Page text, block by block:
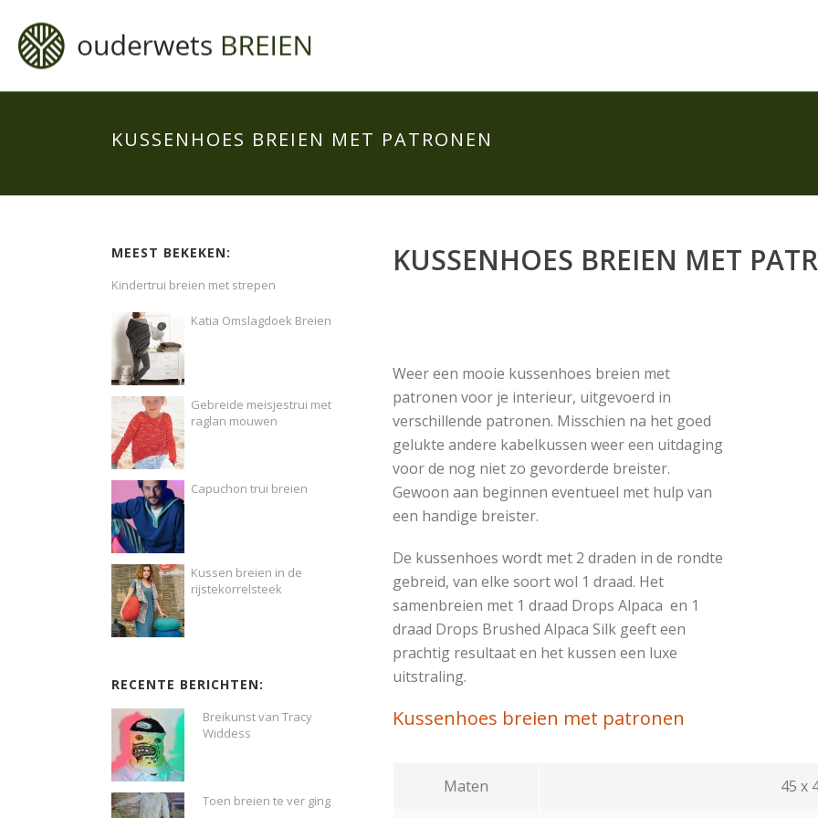
KUSSENHOES BREIEN MET PATRONEN
KUSSENHOES BREIEN MET
Weer een mooie kussenhoes breien met
patronen voor je interieur, uitgevoerd in
verschillende patronen. Misschien na het goed
gelukte andere kabelkussen weer een uitdaging
voor de nog niet zo gevorderde breister.
Gewoon aan beginnen eventueel met hulp van
een handige breister.
De kussenhoes wordt met 2 draden in de rondte
gebreid, van elke soort wol 1 draad. Het
samenbreien met 1 draad Drops Alpaca en 1
draad Drops Brushed Alpaca Silk geeft een
prachtig resultaat en het kussen een luxe
uitstraling.
Kussenhoes breien met patronen
Maten 45 x
MEEST BEKEKEN:
Kindertrui breien met strepen
Katia Omslagdoek Breien
Gebreide meisjestrui met
raglan mouwen
Capuchon trui breien
Kussen breien in de
rijstekorrelsteek
RECENTE BERICHTEN:
Breikunst van Tracy
Widdess
Toen breien te ver ging